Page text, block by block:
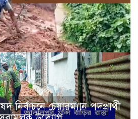
নির্বাচনে চেয়ারম্যান পদপ্রার্থী